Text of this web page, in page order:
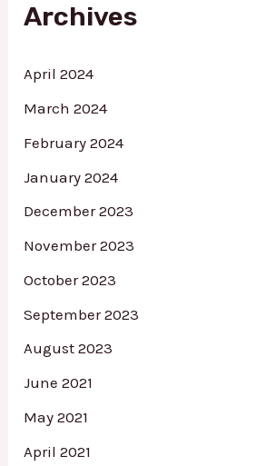
o
Archives
April 2024
March 2024
February 2024
January 2024
December 2023
November 2023
October 2023
September 2023
August 2023
June 2021
May 2021
April 2021